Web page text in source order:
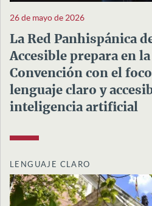
26 de mayo de 2026
La Red Panhispánica
Accesible prepara en
Convención con el
lenguaje claro y
inteligencia artificial
LENGUAJE CLARO